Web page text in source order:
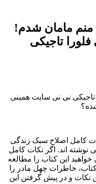
منم مامان شدم!
تاجیکی
نی نی سایت همینی
کامل اصلاح سبک زندگی
نوشته اند. اگر نکات کامل
این کتاب را مطالعه
خاطرات چهل مادر را
نکات و در پیش گرفتن این